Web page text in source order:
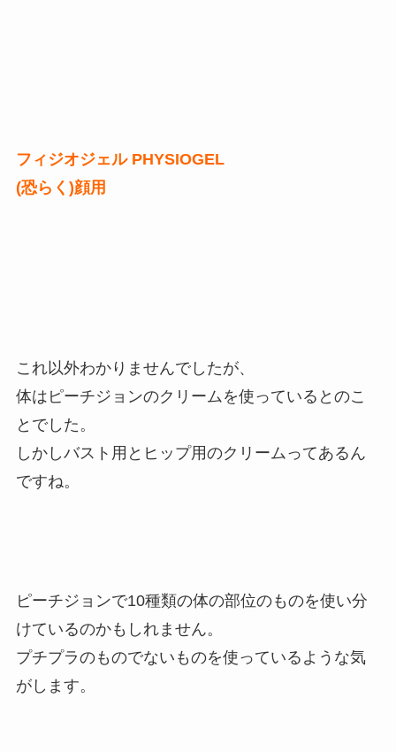
フィジオジェル PHYSIOGEL
(恐らく)顔用
これ以外わかりませんでしたが、
体はピーチジョンのクリームを使っているとのこ
とでした。
しかしバスト用とヒップ用のクリームってあるん
ですね。
ピーチジョンで10種類の体の部位のものを使い分
けているのかもしれません。
プチプラのものでないものを使っているような気
がします。